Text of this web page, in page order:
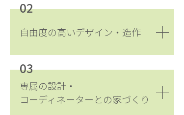
02
自由度の高いデザイン・造作
03
専属の設計・
コーディネーターとの家づくり